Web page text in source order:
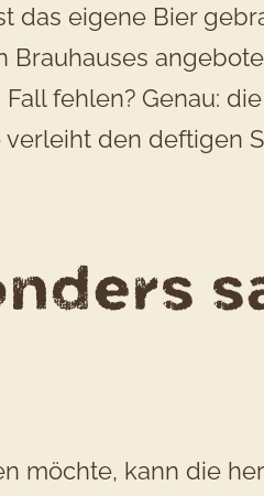
das eigene Bier
fehlen? Genau:
den deftigen
möchte, kann die